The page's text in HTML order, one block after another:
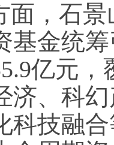
面，石
基金统
亿元
济、科
科技融